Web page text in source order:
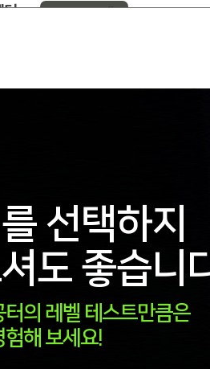
터
8 (쌍용동) 2층
약도보기
약도보기
선택하지
도 좋습니
터의 레벨 테스트만큼은
험해 보세요!